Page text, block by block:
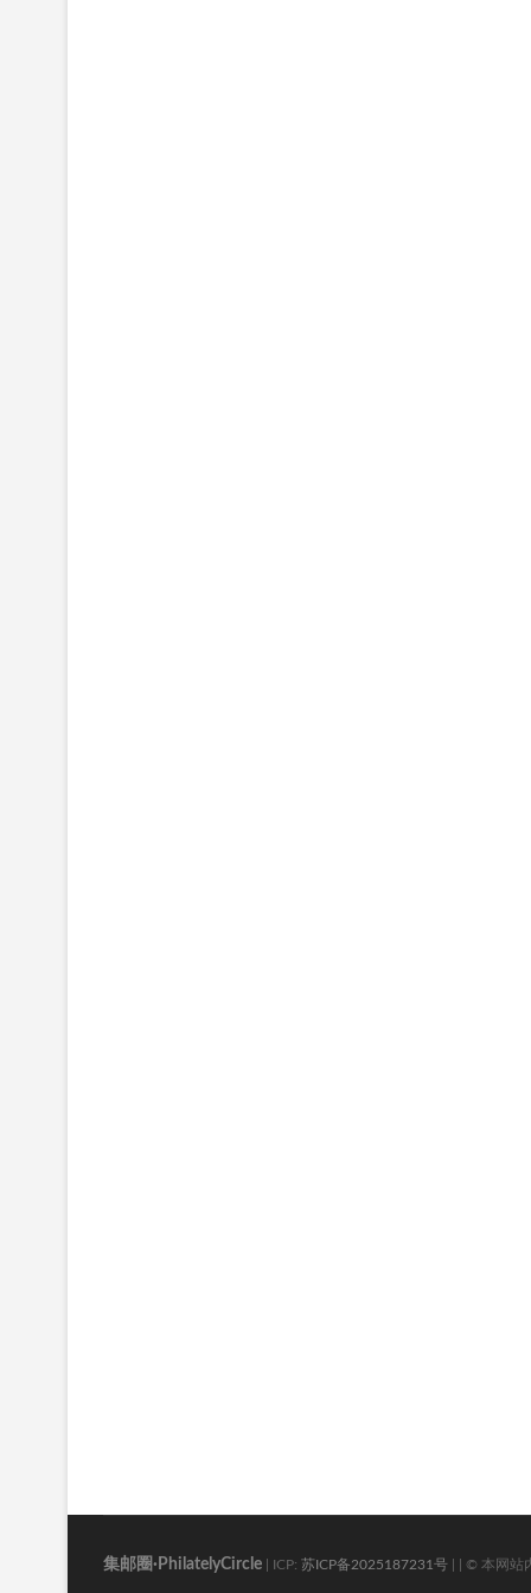
集邮圈·PhilatelyCircle | ICP: 苏ICP备2025187231号 | | © 本网站